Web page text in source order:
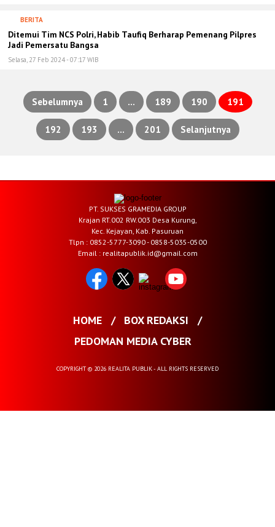
BERITA
Ditemui Tim NCS Polri, Habib Taufiq Berharap Pemenang Pilpres
Jadi Pemersatu Bangsa
Selasa, 27 Feb 2024 - 07:17 WIB
Paginasi
Sebelumnya 1 … 189 190 191
192 193 … 201 Selanjutnya
PT. SUKSES GRAMEDIA GROUP
Krajan RT.002 RW.003 Desa Kurung,
Kec. Kejayan, Kab. Pasuruan
Tlpn : 0852-5777-3090 - 0858-5035-0500
Email : realitapublik.id@gmail.com
HOME
BOX REDAKSI
PEDOMAN MEDIA CYBER
COPYRIGHT © 2026 REALITA PUBLIK - ALL RIGHTS RESERVED